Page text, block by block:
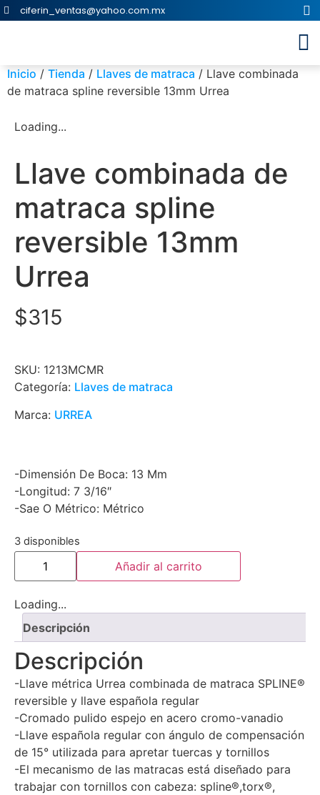
ciferin_ventas@yahoo.com.mx
Inicio / Tienda / Llaves de matraca / Llave combinada
de matraca spline reversible 13mm Urrea
Loading...
Llave combinada de
matraca spline
reversible 13mm
Urrea
$315
SKU: 1213MCMR
Categoría: Llaves de matraca
Marca: URREA
-Dimensión De Boca: 13 Mm
-Longitud: 7 3/16″
-Sae O Métrico: Métrico
3 disponibles
Añadir al carrito
Loading...
Descripción
Descripción
-Llave métrica Urrea combinada de matraca SPLINE®
reversible y llave española regular
-Cromado pulido espejo en acero cromo-vanadio
-Llave española regular con ángulo de compensación
de 15° utilizada para apretar tuercas y tornillos
-El mecanismo de las matracas está diseñado para
trabajar con tornillos con cabeza: spline®,torx®,